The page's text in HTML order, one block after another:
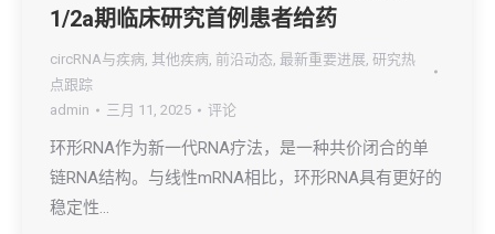
1/2a期临床研究首例患者给药
circRNA与疾病, 其他疾病, 前沿动态, 最新重要进展, 研究热
点跟踪
admin
三月 11, 2025 评论
环形RNA作为新一代RNA疗法，是一种共价闭合的单
链RNA结构。与线性mRNA相比，环形RNA具有更好的
稳定性…